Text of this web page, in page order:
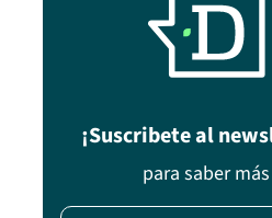
¡Suscribete al
para saber más